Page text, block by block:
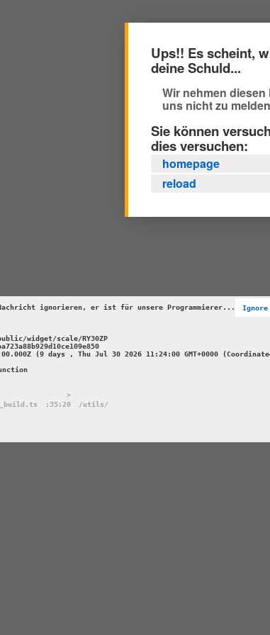
Ups!! Es scheint,
deine Schuld...
Wir nehmen
uns nicht zu
Sie können
dies versuchen:
homepage
reload
ignorieren, er ist für unsere Programmierer...
widget/scale/RY30ZP
(9 days , Thu Jul 30 2026 11:24:00 GMT+0000
>
:35:20
/utils/